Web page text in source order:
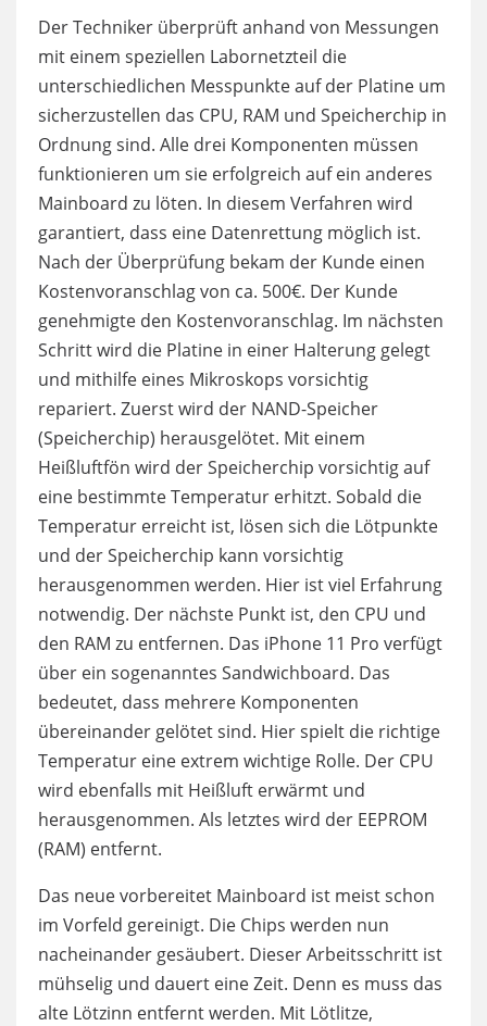
Der Techniker überprüft anhand von Messungen
mit einem speziellen Labornetzteil die
unterschiedlichen Messpunkte auf der Platine um
sicherzustellen das CPU, RAM und Speicherchip in
Ordnung sind. Alle drei Komponenten müssen
funktionieren um sie erfolgreich auf ein anderes
Mainboard zu löten. In diesem Verfahren wird
garantiert, dass eine Datenrettung möglich ist.
Nach der Überprüfung bekam der Kunde einen
Kostenvoranschlag von ca. 500€. Der Kunde
genehmigte den Kostenvoranschlag. Im nächsten
Schritt wird die Platine in einer Halterung gelegt
und mithilfe eines Mikroskops vorsichtig
repariert. Zuerst wird der NAND-Speicher
(Speicherchip) herausgelötet. Mit einem
Heißluftfön wird der Speicherchip vorsichtig auf
eine bestimmte Temperatur erhitzt. Sobald die
Temperatur erreicht ist, lösen sich die Lötpunkte
und der Speicherchip kann vorsichtig
herausgenommen werden. Hier ist viel Erfahrung
notwendig. Der nächste Punkt ist, den CPU und
den RAM zu entfernen. Das iPhone 11 Pro verfügt
über ein sogenanntes Sandwichboard. Das
bedeutet, dass mehrere Komponenten
übereinander gelötet sind. Hier spielt die richtige
Temperatur eine extrem wichtige Rolle. Der CPU
wird ebenfalls mit Heißluft erwärmt und
herausgenommen. Als letztes wird der EEPROM
(RAM) entfernt.
Das neue vorbereitet Mainboard ist meist schon
im Vorfeld gereinigt. Die Chips werden nun
nacheinander gesäubert. Dieser Arbeitsschritt ist
mühselig und dauert eine Zeit. Denn es muss das
alte Lötzinn entfernt werden. Mit Lötlitze,